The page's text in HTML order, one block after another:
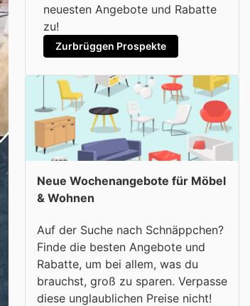
neuesten Angebote und Rabatte
zu!
Zurbrüggen Prospekte
Neue Wochenangebote für Möbel
& Wohnen
Auf der Suche nach Schnäppchen?
Finde die besten Angebote und
Rabatte, um bei allem, was du
brauchst, groß zu sparen. Verpasse
diese unglaublichen Preise nicht!